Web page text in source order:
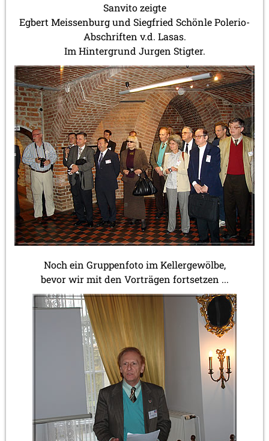
Sanvito zeigte
Egbert Meissenburg und Siegfried Schönle Polerio-
Abschriften v.d. Lasas.
Im Hintergrund Jurgen Stigter.
Noch ein Gruppenfoto im Kellergewölbe,
bevor wir mit den Vorträgen fortsetzen ...